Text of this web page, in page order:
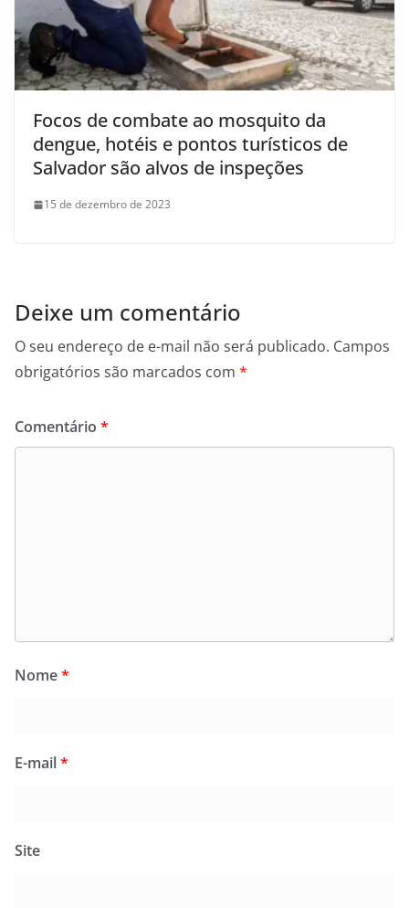
Focos de combate ao mosquito da
dengue, hotéis e pontos turísticos de
Salvador são alvos de inspeções
15 de dezembro de 2023
Deixe um comentário
O seu endereço de e-mail não será publicado. Campos
obrigatórios são marcados com *
Comentário *
Nome*
E-mail*
Site